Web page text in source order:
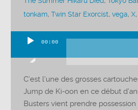
tonkam,Twin Star Exorcist,vega,X
audio
00:00
C’est l’une des grosses
Jump de Ki-oon en ce début
Busters vient prendre